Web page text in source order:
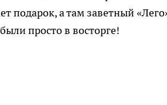
подарок, а там заветный
просто в восторге!